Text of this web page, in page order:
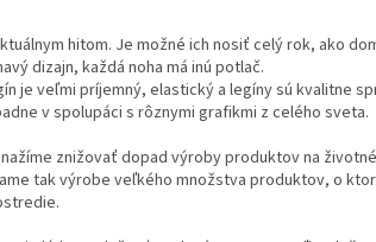
hitom. Je možné ich nosiť celý rok, ako
dizajn, každá noha má inú potlač.
je veľmi príjemný, elastický a legíny sú kvalitne
v spolupáci s rôznymi grafikmi z celého sveta.
znižovať dopad výroby produktov na
tak výrobe veľkého množstva produktov, o